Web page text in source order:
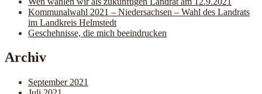
Kommunalwahl 2021 – Niedersachsen – Wahl des Landrats
im Landkreis Helmstedt
Geschehnisse, die mich beeindrucken
Archiv
September 2021